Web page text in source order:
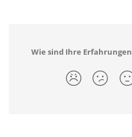
Wie sind Ihre